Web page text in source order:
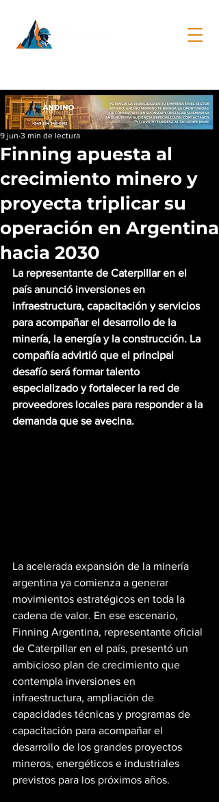
Finning apuesta al
crecimiento minero y
proyecta triplicar su
operación en Argentina
hacia 2030
9 jun 3 min de lectura
La representante de Caterpillar en el
país anunció inversiones en
infraestructura, capacitación y servicios
para acompañar el desarrollo de la
minería, la energía y la construcción. La
compañía advirtió que el principal
desafío será formar talento
especializado y fortalecer la red de
proveedores locales para responder a la
demanda que se avecina.
La acelerada expansión de la minería
argentina ya comienza a generar
movimientos estratégicos en toda la
cadena de valor. En ese escenario,
Finning Argentina, representante oficial
de Caterpillar en el país, presentó un
ambicioso plan de crecimiento que
contempla inversiones en
infraestructura, ampliación de
capacidades técnicas y programas de
capacitación para acompañar el
desarrollo de los grandes proyectos
mineros, energéticos e industriales
previstos para los próximos años.